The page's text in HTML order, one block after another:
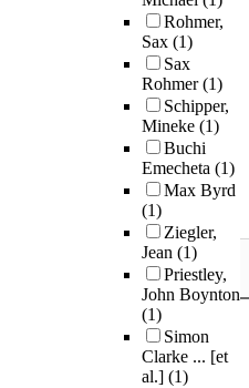
Rohmer,
Sax (1)
Sax
Rohmer(1)
Schipper,
Mineke (1)
Buchi
Emecheta (1)
Max Byrd
(1)
Ziegler,
Jean (1)
Priestley,
John Boynton
(1)
Simon
Clarke ... [et
al.] (1)